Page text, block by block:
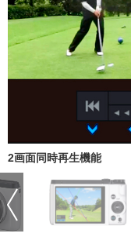
2画面同時再生機能